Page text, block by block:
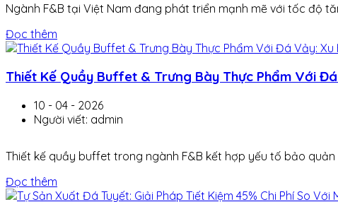
Ngành F&B tại Việt Nam đang phát triển mạnh mẽ với tốc độ
Đọc thêm
Thiết Kế Quầy Buffet & Trưng Bày Thực Phẩm Với
10 - 04 - 2026
Người viết: admin
Thiết kế quầy buffet trong ngành F&B kết hợp yếu tố bảo
Đọc thêm